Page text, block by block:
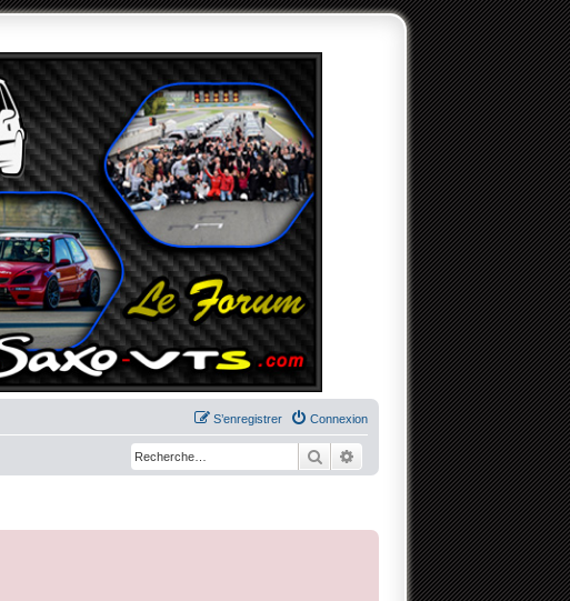
Connexion
S’enregistrer
RechercherRecherche avancée